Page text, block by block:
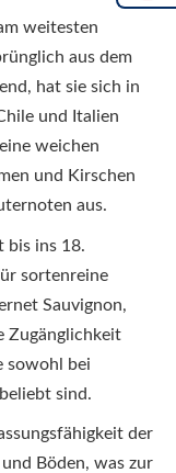
weitesten
aus dem
hat sie sich in
und Italien
weichen
und Kirschen
aus.
bis ins 18.
sortenreine
Sauvignon,
Zugänglichkeit
sowohl bei
sind.
der
Böden, was zur